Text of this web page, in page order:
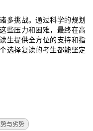
多挑战。通过科学的规划
些压力和困难，最终在高
生提供全方位的支持和指
选择复读的考生都能坚定
与劣势